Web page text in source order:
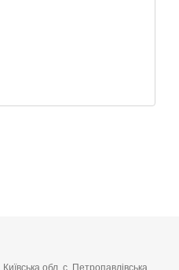
Київська обл. с. Петропавлівська